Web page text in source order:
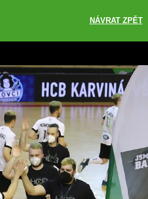
NÁVRAT ZPĚT